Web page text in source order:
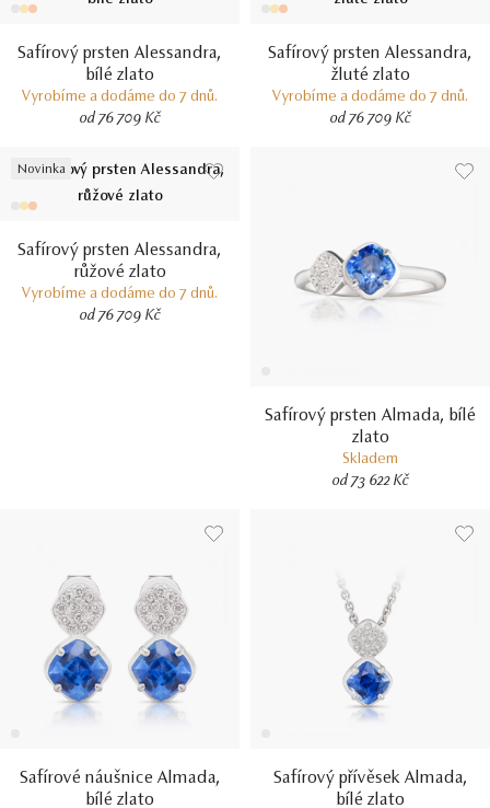
Safírový prsten Alessandra,
bílé zlato
Vyrobíme a dodáme do 7 dnů.
od 76 709 Kč
Safírový prsten Alessandra,
žluté zlato
Vyrobíme a dodáme do 7 dnů.
od 76 709 Kč
Novinka
Safírový prsten Alessandra,
růžové zlato
Vyrobíme a dodáme do 7 dnů.
od 76 709 Kč
Safírový prsten Almada, bílé
zlato
Skladem
od 73 622 Kč
Safírové náušnice Almada,
bílé zlato
Safírový přívěsek Almada,
bílé zlato